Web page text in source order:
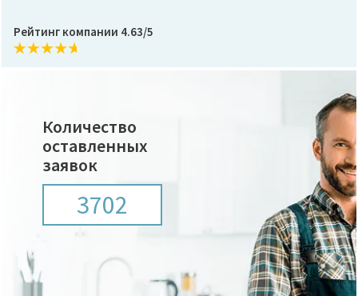
Рейтинг компании 4.63/5
Количество
оставленных
заявок
3702